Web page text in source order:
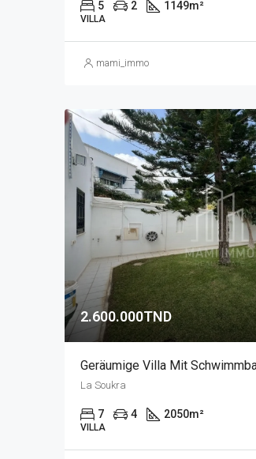
5 2 1149m²
VILLA
mami_immo
2.600.000TND
La Soukra
7 4 2050m²
VILLA